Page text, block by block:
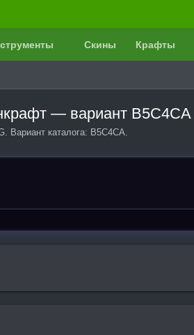
Скины Крафты
— вариант B5C4CA
Вариант каталога: B5C4CA.